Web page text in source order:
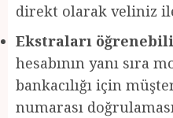
direkt olarak veliniz
Ekstraları
hesabının yanı sıra
bankacılığı için
numarası